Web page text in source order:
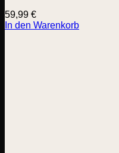
59,99 €
In den Warenkorb